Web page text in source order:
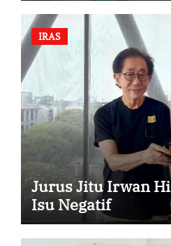
IRAS
Jurus Jitu Irwan
Isu Negatif